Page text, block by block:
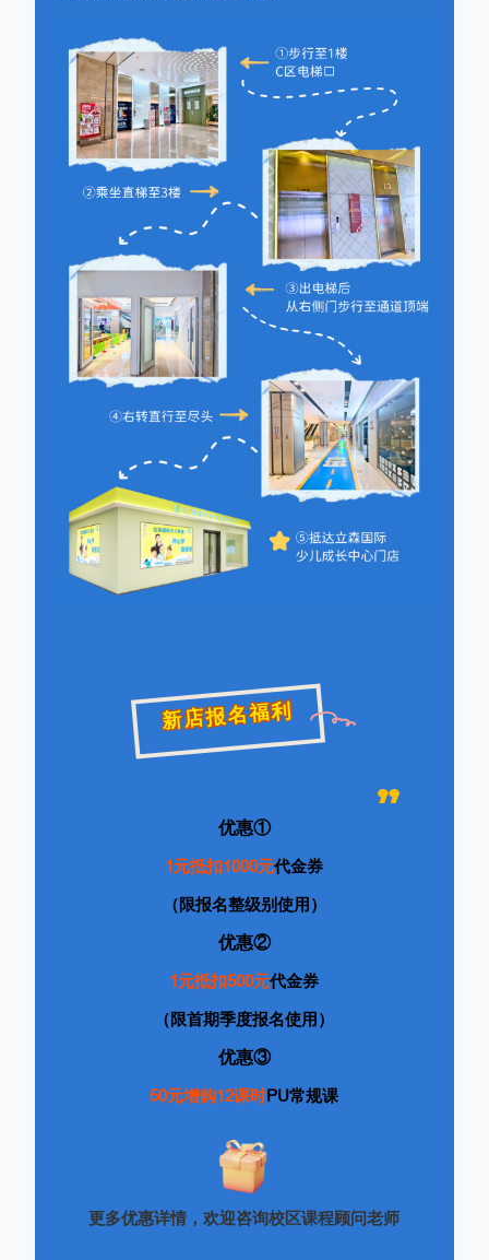
新店报名福利
优惠①
1元抵扣1000元代金券
（限报名整级别使用）
优惠②
1元抵扣500元代金券
（限首期季度报名使用）
优惠③
50元增购12课时PU常规课
更多优惠详情，欢迎咨询校区课程顾问老师